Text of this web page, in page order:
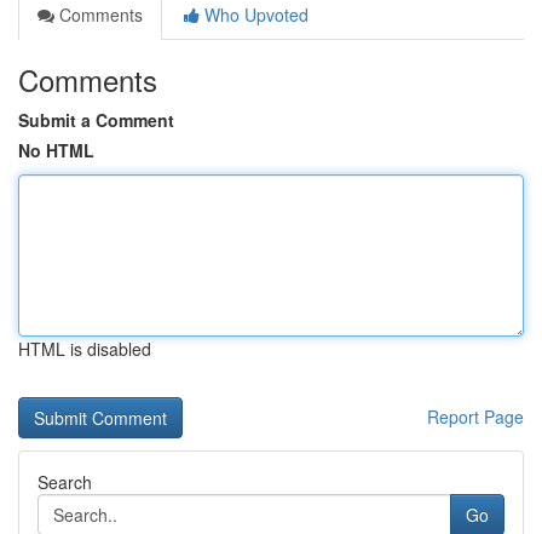
Comments
Who Upvoted
Comments
Submit a Comment
No HTML
HTML is disabled
Report Page
Search
Go